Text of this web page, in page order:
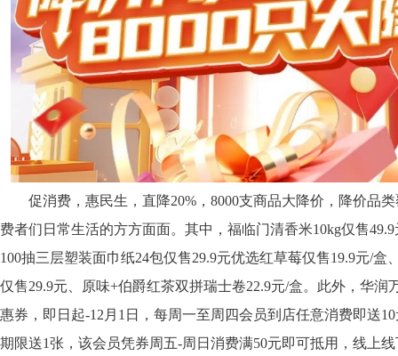
促消费，惠民生，直降20%，8000支商品大降价，降价品类
费者们日常生活的方方面面。其中，福临门清香米10kg仅售
100抽三层塑装面巾纸24包仅售29.9元优选红草莓仅售19.9元/盒
仅售29.9元、原味+伯爵红茶双拼瑞士卷22.9元/盒。此外，华润
惠券，即日起-12月1日，每周一至周四会员到店任意消费即送
期限送1张，该会员凭券周五-周日消费满50元即可抵用，线上